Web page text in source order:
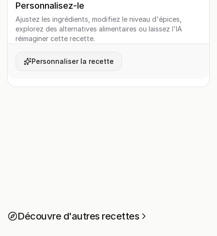
Personnalisez-le
Ajustez les ingrédients, modifiez le niveau d'épices,
explorez des alternatives alimentaires ou laissez l'IA
réimaginer cette recette.
Personnaliser la recette
Découvre d'autres recettes